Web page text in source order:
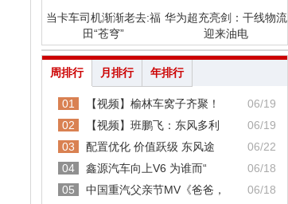
当卡车司机渐渐老去:福
田“苍穹”
华为超充亮剑：干线物流
迎来油电
周排行 月排行 年排行
01 【视频】榆林车窝子齐聚！
06/19
02
【视频】班鹏飞：东风多利
06/19
03
配置优化 价值跃级 东风途
06/22
04
鑫源汽车向上V6 为谁而“
06/18
05
中国重汽父亲节MV《爸爸，
06/18